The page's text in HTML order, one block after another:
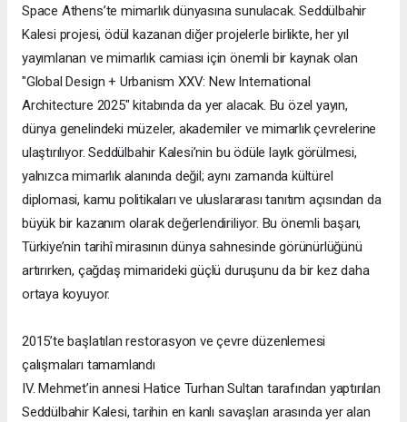
Space Athens’te mimarlık dünyasına sunulacak. Seddülbahir
Kalesi projesi, ödül kazanan diğer projelerle birlikte, her yıl
yayımlanan ve mimarlık camiası için önemli bir kaynak olan
"Global Design + Urbanism XXV: New International
Architecture 2025" kitabında da yer alacak. Bu özel yayın,
dünya genelindeki müzeler, akademiler ve mimarlık çevrelerine
ulaştırılıyor. Seddülbahir Kalesi’nin bu ödüle layık görülmesi,
yalnızca mimarlık alanında değil; aynı zamanda kültürel
diplomasi, kamu politikaları ve uluslararası tanıtım açısından da
büyük bir kazanım olarak değerlendiriliyor. Bu önemli başarı,
Türkiye’nin tarihî mirasının dünya sahnesinde görünürlüğünü
artırırken, çağdaş mimarideki güçlü duruşunu da bir kez daha
ortaya koyuyor.
2015’te başlatılan restorasyon ve çevre düzenlemesi
çalışmaları tamamlandı
IV. Mehmet’in annesi Hatice Turhan Sultan tarafından yaptırılan
Seddülbahir Kalesi, tarihin en kanlı savaşları arasında yer alan